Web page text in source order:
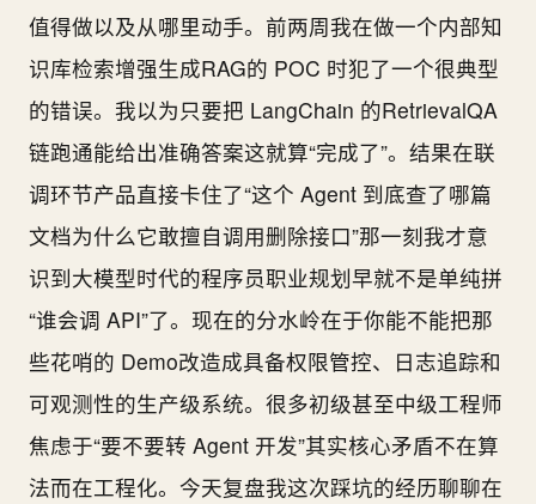
值得做以及从哪里动手。前两周我在做一个内部知
识库检索增强生成RAG的 POC 时犯了一个很典型
的错误。我以为只要把 LangChain 的RetrievalQA
链跑通能给出准确答案这就算“完成了”。结果在联
调环节产品直接卡住了“这个 Agent 到底查了哪篇
文档为什么它敢擅自调用删除接口”那一刻我才意
识到大模型时代的程序员职业规划早就不是单纯拼
“谁会调 API”了。现在的分水岭在于你能不能把那
些花哨的 Demo改造成具备权限管控、日志追踪和
可观测性的生产级系统。很多初级甚至中级工程师
焦虑于“要不要转 Agent 开发”其实核心矛盾不在算
法而在工程化。今天复盘我这次踩坑的经历聊聊在